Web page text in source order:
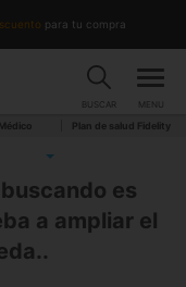
para tu compra
BUSCAR MENU
Plan de salud Fidelity
es
a ampliar el